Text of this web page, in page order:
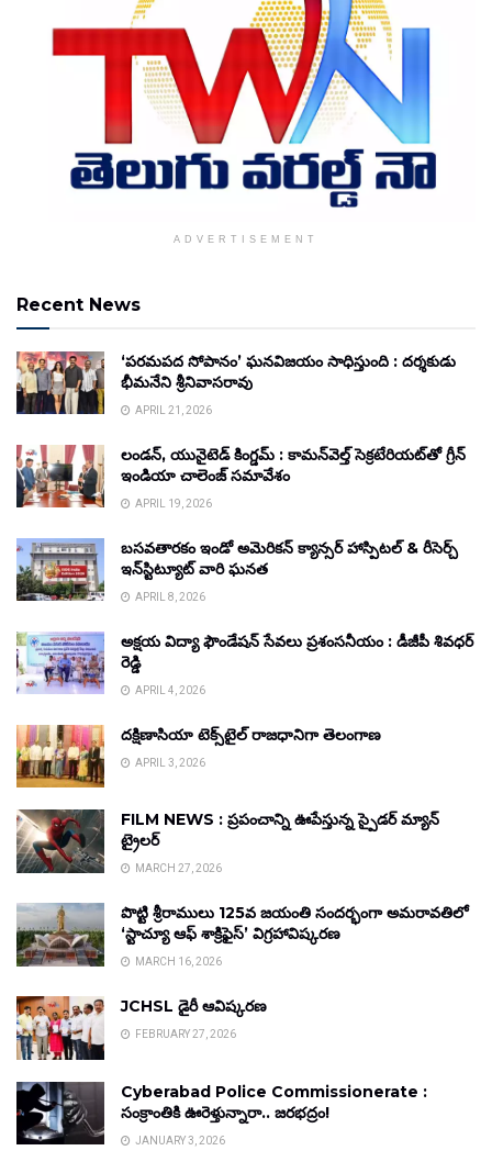
ADVERTISEMENT
Recent News
‘పరమపద సోపానం’ ఘనవిజయం సాధిస్తుంది : దర్శకుడు
భీమనేని శ్రీనివాసరావు
APRIL 21, 2026
లండన్, యునైటెడ్ కింగ్డమ్ : కామన్‌వెల్త్ సెక్రటేరియట్‌తో గ్రీన్
ఇండియా చాలెంజ్ సమావేశం
APRIL 19, 2026
బసవతారకం ఇండో అమెరికన్ క్యాన్సర్ హాస్పిటల్ & రీసెర్చ్
ఇన్‌స్టిట్యూట్ వారి ఘనత
APRIL 8, 2026
అక్షయ విద్యా ఫౌండేషన్ సేవలు ప్రశంసనీయం : డీజీపీ శివధర్
రెడ్డి
APRIL 4, 2026
దక్షిణాసియా టెక్స్‌టైల్ రాజధానిగా తెలంగాణ
APRIL 3, 2026
FILM NEWS : ప్రపంచాన్ని ఊపేస్తున్న స్పైడర్ మ్యాన్
ట్రైలర్
MARCH 27, 2026
పొట్టి శ్రీరాములు 125వ జయంతి సందర్భంగా అమరావతిలో
‘స్టాచ్యూ ఆఫ్ శాక్రిఫైస్’ విగ్రహావిష్కరణ
MARCH 16, 2026
JCHSL డైరీ ఆవిష్కరణ
FEBRUARY 27, 2026
Cyberabad Police Commissionerate :
సంక్రాంతికి ఊరెళ్తున్నారా.. జరభద్రం!
JANUARY 3, 2026